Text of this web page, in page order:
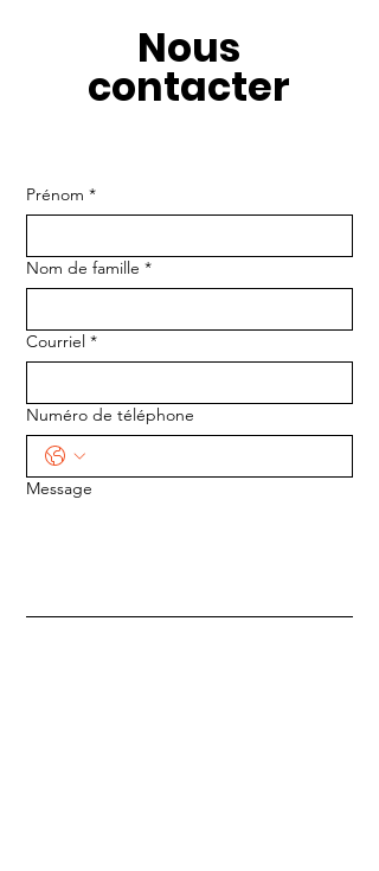
Nous
contacter
Prénom *
Nom de famille *
Courriel *
Numéro de téléphone
Message